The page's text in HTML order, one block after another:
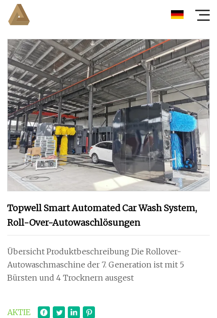
Topwell Smart Automated Car Wash System,
Roll-Over-Autowaschlösungen
Übersicht Produktbeschreibung Die Rollover-
Autowaschmaschine der 7. Generation ist mit 5
Bürsten und 4 Trocknern ausgest
AKTIE